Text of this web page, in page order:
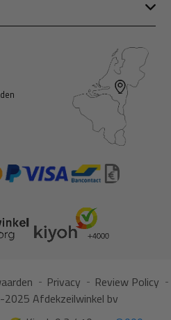
Privacy
Review Policy
Afdekzeilwinkel bv